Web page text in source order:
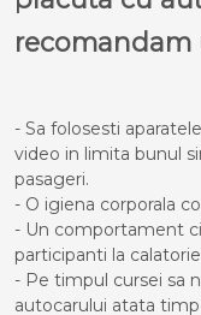
recomandam
- Sa folosesti
video in limita bunul
pasageri.
- O igiena corporala
- Un comportament
participanti la calatorie
- Pe timpul cursei sa
autocarului atata